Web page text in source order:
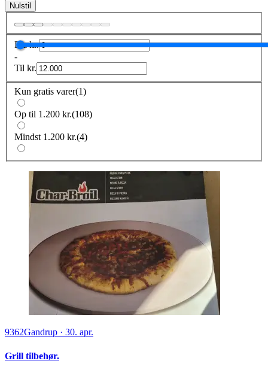
Nulstil
Frakr.
-
Til kr.
Kun gratis varer(1)
Op til 1.200 kr.(108)
Mindst 1.200 kr.(4)
9362Gandrup · 30. apr.
Grill tilbehør.